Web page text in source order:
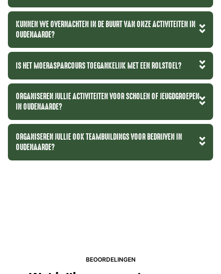
KUNNEN WE OVERNACHTEN IN DE BUURT VAN ONZE ACTIVITEITEN IN
OUDENAARDE?
IS HET MOERASPARCOURS TOEGANKELIJK MET EEN ROLSTOEL?
ORGANISEREN JULLIE ACTIVITEITEN VOOR SCHOLEN OF JEUGDGROEPEN
IN OUDENAARDE?
ORGANISEREN JULLIE OOK TEAMBUILDINGS VOOR BEDRIJVEN IN
OUDENAARDE?
BEOORDELINGEN